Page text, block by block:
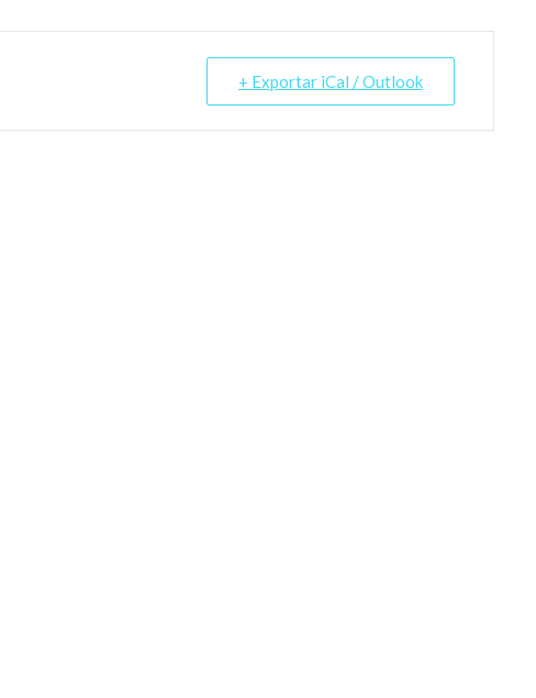
+ Exportar iCal / Outlook